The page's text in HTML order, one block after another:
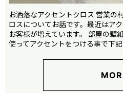
お洒落なアクセントクロス 営業の
ロスについてお話です。最近はア
お客様が増えています。 部屋の壁
使ってアクセントをつける事で下